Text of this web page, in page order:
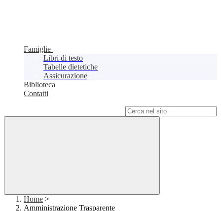
Famiglie
Libri di testo
Tabelle dietetiche
Assicurazione
Biblioteca
Contatti
Home >
Amministrazione Trasparente